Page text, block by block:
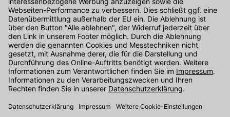
Kontakt
Unser Onlineshop Team ist montags bis freitags von 08:00 - 17:00
Uhr unter der Telefonnummer07071 / 151-151für Sie erreichbar.
Alternativ können Sie unser Kontaktformular nutzen.
Den Kontakt direkt in unsere Niederlassungen finden Sie